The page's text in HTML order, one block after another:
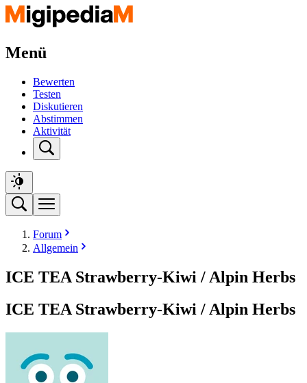
Menü
Bewerten
Testen
Diskutieren
Abstimmen
Aktivität
Forum
Allgemein
ICE TEA Strawberry-Kiwi / Alpin Herbs
ICE TEA Strawberry-Kiwi / Alpin Herbs